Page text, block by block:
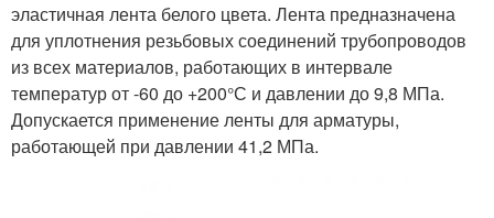
эластичная лента белого цвета. Лента предназначена
для уплотнения резьбовых соединений трубопроводов
из всех материалов, работающих в интервале
температур от -60 до +200°С и давлении до 9,8 МПа.
Допускается применение ленты для арматуры,
работающей при давлении 41,2 МПа.